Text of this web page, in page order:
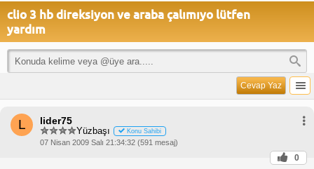
clio 3 hb direksiyon ve araba çalımıyo lütfen
yardım
Cevap Yaz
L lider75
Yüzbaşı Konu Sahibi
07 Nisan 2009 Salı 21:34:32 (591 mesaj)
0